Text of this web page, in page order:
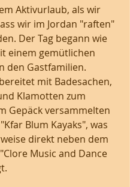
Aktivurlaub, als wir
wir im Jordan "raften"
Der Tag begann wie
einem gemütlichen
den Gastfamilien.
mit Badesachen,
Klamotten zum
Gepäck versammelten
Blum Kayaks", was
direkt neben dem
Music and Dance